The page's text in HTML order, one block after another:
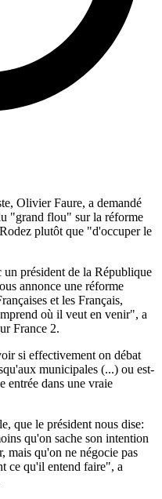
Olivier Faure, a demandé
"grand flou" sur la réforme
plutôt que "d'occuper le
président de la République
annonce une réforme
et les Français,
où il veut en venir", a
France 2.
si effectivement on débat
municipales (...) ou est-
entrée dans une vraie
que le président nous dise:
qu'on sache son intention
mais qu'on ne négocie pas
ce qu'il entend faire", a